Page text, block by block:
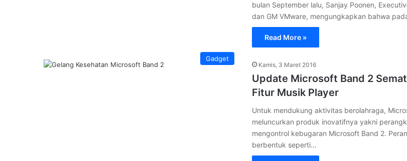
bulan September lalu, Sanjay Poonen,
dan GM VMware, mengungkapkan bahwa
Read More »
Gadget
Kamis, 3 Maret 2016
Update Microsoft Band 2
Fitur Musik Player
Untuk mendukung aktivitas berolahraga,
meluncurkan produk inovatifnya yakni
mengontrol kebugaran Microsoft Band 2.
berbentuk seperti…